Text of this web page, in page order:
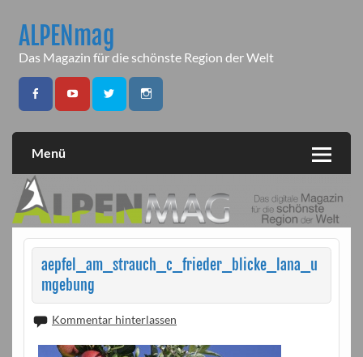
contentALPENmag
Das Magazin für die schönste Region der Welt
Menü
aepfel_am_strauch_c_frieder_blicke_lana_u
mgebung
Kommentar hinterlassen